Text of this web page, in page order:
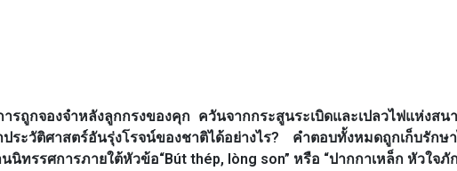
ารถูกจองจำหลังลูกกรงของคุก ควันจากกระสูนระเบิดและเปลวไฟแห่ง
ะวัติศาสตร์อันรุ่งโรจน์ของชาติได้อย่างไร? คำตอบทั้งหมดถูกเก็บรักษ
นิทรรศการภายใต้หัวข้อ“Bút thép, lòng son” หรือ “ปากกาเหล็ก หัวใจภั